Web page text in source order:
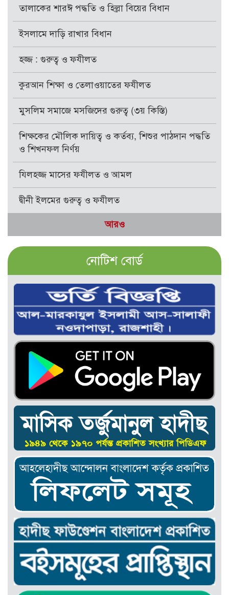
তালাকের শারঈ পদ্ধতি ও হিল্লা বিয়ের বিধান
ইসলামে দাড়ি রাখার বিধান
হজ্জ : গুরুত্ব ও ফযীলত
কুরআন শিক্ষা ও তেলাওয়াতের ফযীলত
মুসলিম সমাজে মসজিদের গুরুত্ব (৩য় কিস্তি)
শিক্ষকের মৌলিক দায়িত্ব ও কর্তব্য, শিশুর পাঠদান পদ্ধতি
ও শিখনফল নির্ণয়
যিলহজ্জ মাসের ফযীলত ও আমল
দ্বীনী ইলমের গুরুত্ব ও ফযীলত
আরও
নোটিশ বোর্ড